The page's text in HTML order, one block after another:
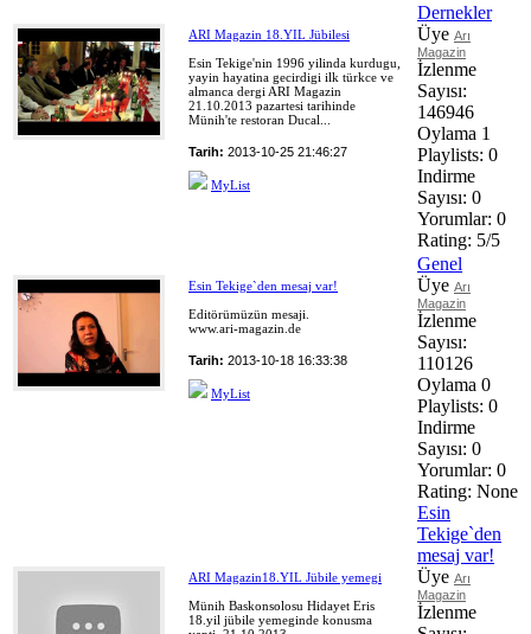
Dernekler
ARI Magazin 18.YIL Jübilesi
Esin Tekige'nin 1996 yilinda kurdugu,
yayin hayatina gecirdigi ilk türkce ve
almanca dergi ARI Magazin
21.10.2013 pazartesi tarihinde
Münih'te restoran Ducal...
Tarih: 2013-10-25 21:46:27
MyList
Üye Arı
Magazin
İzlenme
Sayısı:
146946
Oylama 1
Playlists: 0
Indirme
Sayısı: 0
Yorumlar: 0
Rating: 5/5
Genel
Esin Tekige`den mesaj var!
Editörümüzün mesaji.
www.ari-magazin.de
Tarih: 2013-10-18 16:33:38
MyList
Üye Arı
Magazin
İzlenme
Sayısı:
110126
Oylama 0
Playlists: 0
Indirme
Sayısı: 0
Yorumlar: 0
Rating: None
Esin
Tekige`den
mesaj var!
ARI Magazin18.YIL Jübile yemegi
Münih Baskonsolosu Hidayet Eris
18.yil jübile yemeginde konusma
Üye Arı
Magazin
İzlenme